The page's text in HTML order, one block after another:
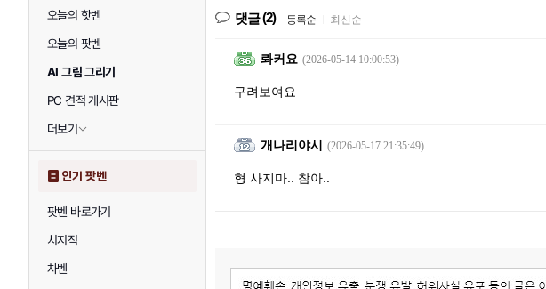
오늘의 핫벤
오늘의 팟벤
AI 그림 그리기
PC 견적 게시판
더보기
인기 팟벤
팟벤 바로가기
치지직
차벤
댓글(2) 등록순 최신순
롸커요 (2026-05-14 10:00:53)
구려보여요
개나리야시 (2026-05-17 21:35:49)
형 사지마.. 참아..